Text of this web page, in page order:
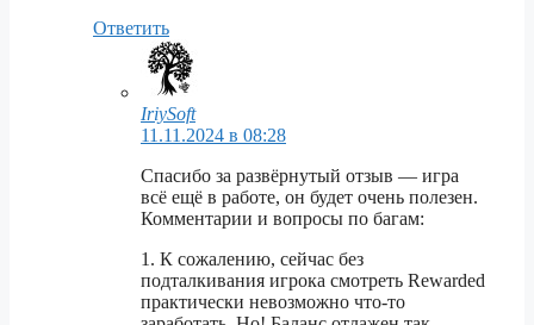
Ответить
IriySoft
11.11.2024 в 08:28
Спасибо за развёрнутый отзыв — игра
всё ещё в работе, он будет очень полезен.
Комментарии и вопросы по багам:
1. К сожалению, сейчас без
подталкивания игрока смотреть Rewarded
практически невозможно что-то